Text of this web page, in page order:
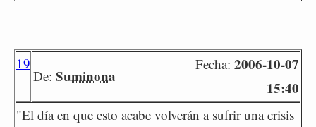
19
De: Suminona
Fecha: 2006-10-07
15:40
"El día en que esto acabe volverán a sufrir una crisis